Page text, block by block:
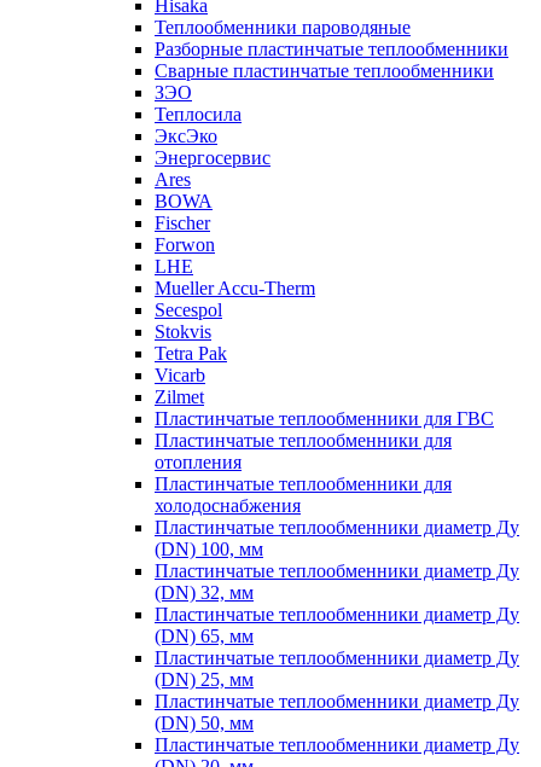
Hisaka
Теплообменники пароводяные
Разборные пластинчатые теплообменники
Сварные пластинчатые теплообменники
ЗЭО
Теплосила
ЭксЭко
Энергосервис
Ares
BOWA
Fischer
Forwon
LHE
Mueller Accu-Therm
Secespol
Stokvis
Tetra Pak
Vicarb
Zilmet
Пластинчатые теплообменники для ГВС
Пластинчатые теплообменники для
отопления
Пластинчатые теплообменники для
холодоснабжения
Пластинчатые теплообменники диаметр Ду
(DN) 100, мм
Пластинчатые теплообменники диаметр Ду
(DN) 32, мм
Пластинчатые теплообменники диаметр Ду
(DN) 65, мм
Пластинчатые теплообменники диаметр Ду
(DN) 25, мм
Пластинчатые теплообменники диаметр Ду
(DN) 50, мм
Пластинчатые теплообменники диаметр Ду